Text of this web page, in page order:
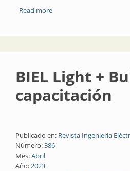
Read moreabout Nuestra editorial
BIEL Light +
capacitación
Publicado en: Revista Ingeniería
Número:386
Mes:Abril
Año:2023